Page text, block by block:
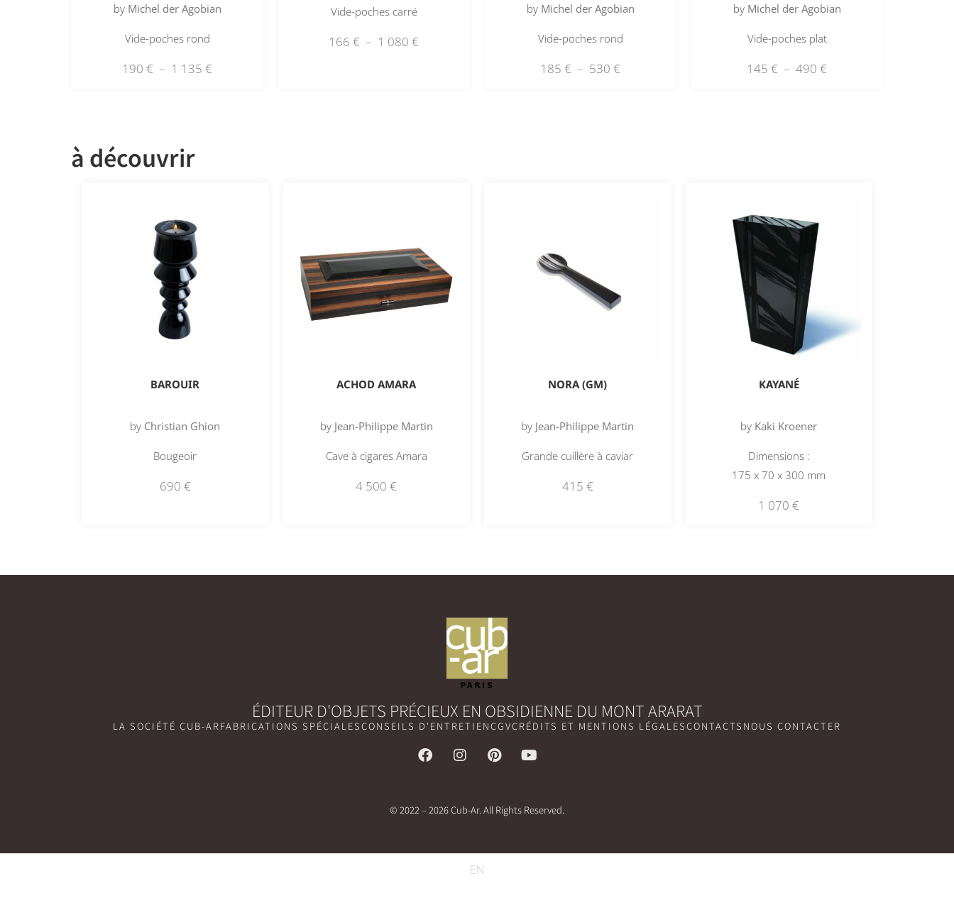
by Michel der Agobian
Vide-poches rond
190 € – 1 135 €
Vide-poches carré
166 € – 1 080 €
by Michel der Agobian
Vide-poches rond
185 € – 530 €
by Michel der Agobian
Vide-poches plat
145 € – 490 €
à découvrir
BAROUIR
by Christian Ghion
Bougeoir
690 €
ACHOD AMARA
by Jean-Philippe Martin
Cave à cigares Amara
4 500€
NORA (GM)
by Jean-Philippe Martin
Grande cuillère à caviar
415 €
KAYANÉ
by Kaki Kroener
Dimensions :
175 x 70 x 300 mm
1 070€
ÉDITEUR D'OBJETS PRÉCIEUX EN OBSIDIENNE DU MONT ARARAT
LA SOCIÉTÉ CUB-ARFABRICATIONS SPÉCIALESCONSEILS D'ENTRETIENCGVCRÉDITS ET MENTIONS LÉGALESCONTACTS NOUS CONTACTER
© 2022 – 2026 Cub-Ar. All Rights Reserved.